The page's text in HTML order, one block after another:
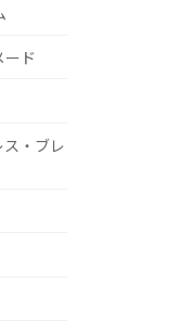
ード
ス・ブレ